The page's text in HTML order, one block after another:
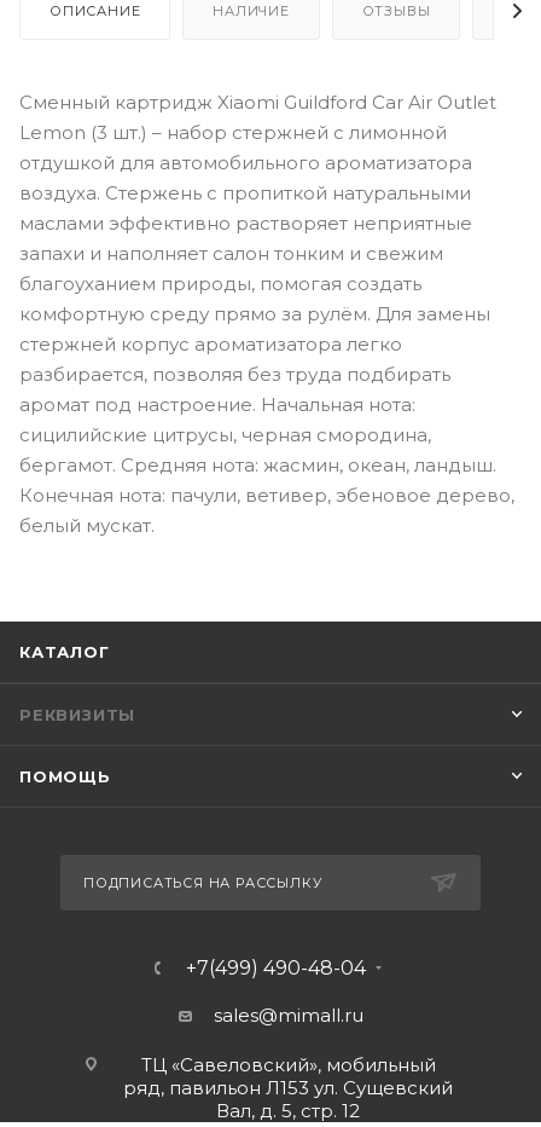
ОПИСАНИЕ НАЛИЧИЕ ОТЗЫВЫ
Сменный картридж Xiaomi Guildford Car Air Outlet
Lemon (3 шт.) – набор стержней с лимонной
отдушкой для автомобильного ароматизатора
воздуха. Стержень с пропиткой натуральными
маслами эффективно растворяет неприятные
запахи и наполняет салон тонким и свежим
благоуханием природы, помогая создать
комфортную среду прямо за рулём. Для замены
стержней корпус ароматизатора легко
разбирается, позволяя без труда подбирать
аромат под настроение. Начальная нота:
сицилийские цитрусы, черная смородина,
бергамот. Средняя нота: жасмин, океан, ландыш.
Конечная нота: пачули, ветивер, эбеновое дерево,
белый мускат.
КАТАЛОГ
РЕКВИЗИТЫ
ПОМОЩЬ
ПОДПИСАТЬСЯ НА РАССЫЛКУ
+7(499) 490-48-04
sales@mimall.ru
ТЦ «Савеловский», мобильный
ряд, павильон Л153 ул. Сущевский
Вал, д. 5, стр. 12